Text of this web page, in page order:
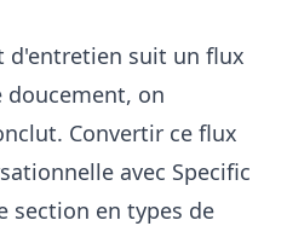
d'entretien suit un flux
doucement, on
Convertir ce flux
avec Specific
section en types de